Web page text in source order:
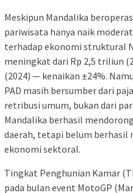
Meskipun Mandalika
pariwisata hanya naik
terhadap ekonomi struktural
meningkat dari Rp 2,5 triliun
(2024) — kenaikan ±24%.
PAD masih bersumber dari
retribusi umum, bukan dari
Mandalika berhasil
daerah, tetapi belum berhasil
ekonomi sektoral.
Tingkat Penghunian Kamar
pada bulan event MotoGP